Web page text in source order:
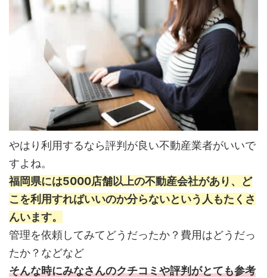
やはり利用するなら評判が良い不動産業者がいいで
すよね。
福岡県には5000店舗以上の不動産会社があり、ど
こを利用すればいいのか分らないという人もたくさ
んいます。
管理を依頼してみてどうだったか？費用はどうだっ
たか？などなど
そんな時にみなさんのクチコミや評判がとても参考